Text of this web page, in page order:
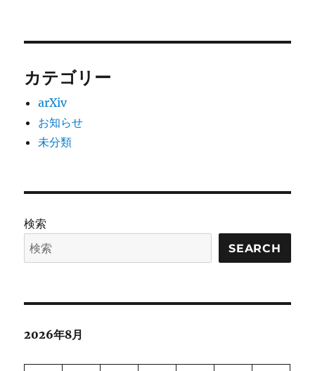
カテゴリー
arXiv
お知らせ
未分類
検索
SEARCH
2026年8月